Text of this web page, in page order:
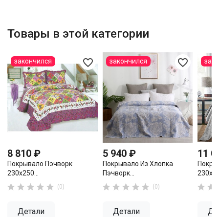
Товары в этой категории
favorite_border
8 810 ₽
Покрывало Пэчворк
230х250...
     (0)
Детали
закончился favorite_border
5 940 ₽
Покрывало Из Хлопка
Пэчворк...
     (0)
Детали
закончился
11
 